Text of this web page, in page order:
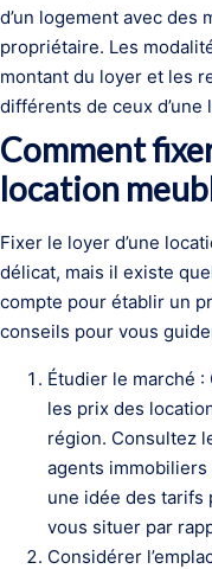
d’un logement avec des
propriétaire. Les
montant du loyer et les
différents de ceux d’une
Comment
location
Fixer le loyer d’une
délicat, mais il existe
compte pour établir un
conseils pour vous
Étudier le marché
les prix des
région. Consultez
agents immobiliers
une idée des tarifs
vous situer par
Considérer